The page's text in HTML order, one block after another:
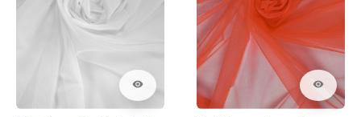
visibility visibility